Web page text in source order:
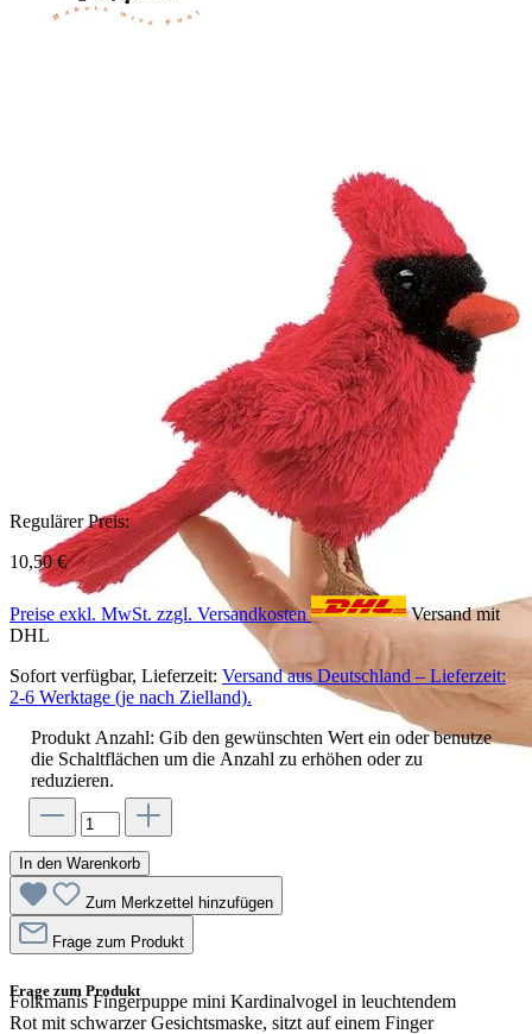
Folkmanis Fingerpuppe mini Kardinalvogel in leuchtendem
Rot mit schwarzer Gesichtsmaske, sitzt auf einem Finger
Regulärer Preis:
10,50 €
Preise exkl. MwSt. zzgl. Versandkosten
Versand mit
DHL
Sofort verfügbar, Lieferzeit: Versand aus Deutschland – Lieferzeit:
2-6 Werktage (je nach Zielland).
Produkt Anzahl: Gib den gewünschten Wert ein oder benutze
die Schaltflächen um die Anzahl zu erhöhen oder zu
reduzieren.
In den Warenkorb
Zum Merkzettel hinzufügen
Frage zum Produkt
Frage zum Produkt